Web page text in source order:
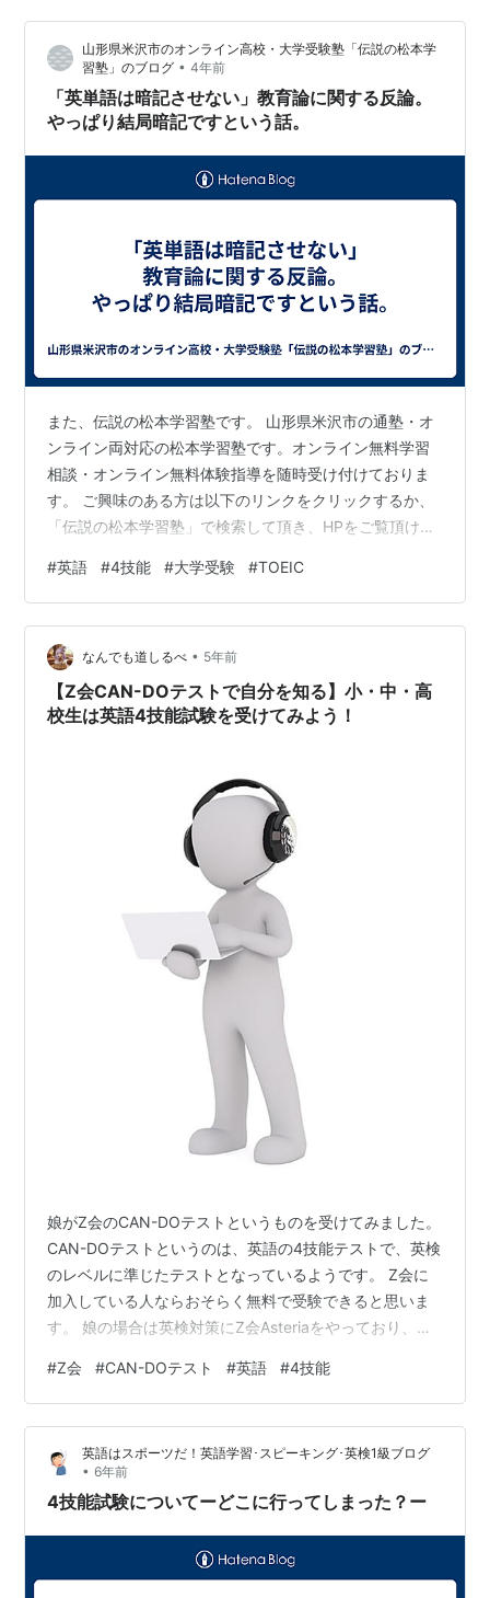
する方法 ライ…
山形県米沢市のオンライン高校・大学受験塾「伝説の松本学
習塾」のブログ • 4年前
「英単語は暗記させない」教育論に関する反論。
やっぱり結局暗記ですという話。
また、伝説の松本学習塾です。 山形県米沢市の通塾・オ
ンライン両対応の松本学習塾です。オンライン無料学習
相談・オンライン無料体験指導を随時受け付けておりま
す。 ご興味のある方は以下のリンクをクリックするか、
「伝説の松本学習塾」で検索して頂き、HPをご覧頂けれ
matsumotogakushuu.hatenablog.com その他の英語記
事一覧にはついてはこちらをご参照ください。
matsumotogakushuu.hatenablog.com 数学関係の記事
については、以下のリンクからカルテ一覧をご覧くださ
い。 matsumotogakushuu.…
#英語 #4技能 #大学受験 #TOEIC
なんでも道しるべ • 5年前
【Z会CAN-DOテストで自分を知る】小・中・高
校生は英語4技能試験を受けてみよう！
娘がZ会のCAN-DOテストというものを受けてみました。
CAN-DOテストというのは、英語の4技能テストで、英検
のレベルに準じたテストとなっているようです。 Z会に
加入している人ならおそらく無料で受験できると思いま
す。 娘の場合は英検対策にZ会Asteriaをやっており、そ
内がきました。 Z会としては夏休み中に受験してほしか
ったみたいなのですが、いろいろ忙しくて夏休みには受
験できませんでした。 今回のCAN-DOテストは別アプリ
なので、やはり中学生本人がアクセスするのは難しいで
す。 大人が一緒に設定するとなると、休日になるので時
間が限られ…
#Z会 #CAN-DOテスト #英語 #4技能
英語はスポーツだ！英語学習･スピーキング･英検1級ブログ
• 6年前
4技能試験についてーどこに行ってしまった？ー